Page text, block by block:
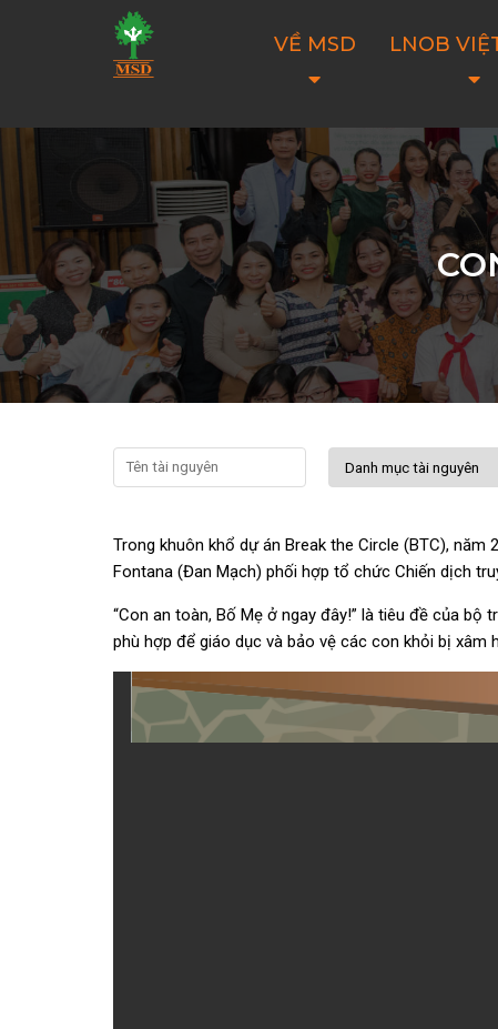
VỀ MSD LNOB
Trong khuôn khổ dự án Break the Circle (BTC), năm
Fontana (Đan Mạch) phối hợp tổ chức Chiến dịch
“Con an toàn, Bố Mẹ ở ngay đây!” là tiêu đề của
phù hợp để giáo dục và bảo vệ các con khỏi bị xâm